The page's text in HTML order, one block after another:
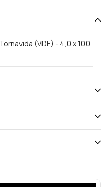
(VDE) - 4,0 x 100